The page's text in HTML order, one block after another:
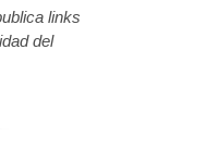
links
del